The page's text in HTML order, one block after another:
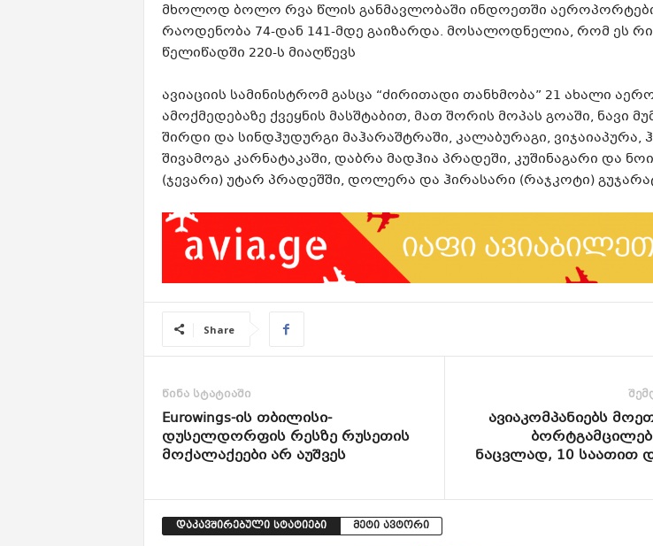
მხოლოდ ბოლო რვა წლის განმავლობაში ინდოეთში
რაოდენობა 74-დან 141-მდე გაიზარდა. მოსალოდნელია, რომ ეს
წელიწადში 220-ს მიაღწევს
ავიაციის სამინისტრომ გასცა “ძირითადი თანხმობა” 21 ახალი
ამოქმედებაზე ქვეყნის მასშტაბით, მათ შორის მოპას გოაში, ნავი
შირდი და სინდჰუდურგი მაჰარაშტრაში, კალაბურაგი, ვიჯაიაპურა,
შივამოგა კარნატაკაში, დაბრა მადჰია პრადეში, კუშინაგარი და
(ჯევარი) უტარ პრადეშში, დოლერა და ჰირასარი (რაჯკოტი)
Share
წინა სტატიაში
Eurowings-ის თბილისი-
დუსელდორფის რესზე რუსეთის
მოქალაქეები არ აუშვეს
ავიაკომპანიებს
ნაცვლად, 10 საათით
დაკავშირებული სტატიები მეტი ავტორი